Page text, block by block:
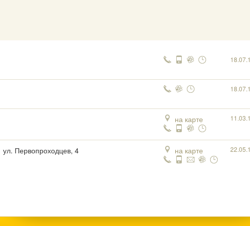
на карте
ул. Первопроходцев, 4 на карте